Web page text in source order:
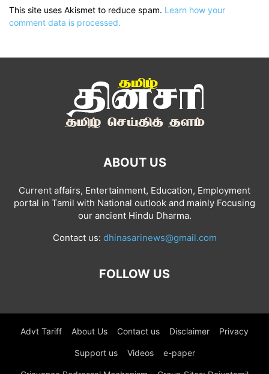
This site uses Akismet to reduce spam. Learn how your
comment data is processed.
ABOUT US
Current affairs, Entertainment, Education, Employment
portal in Tamil with National outlook and mainly Focusing
our ancient Hindu Dharma.
Contact us: dhinasarinews@gmail.com
FOLLOW US
Advt Tariff About Us Contact us Disclaimer Privacy
Support us Videos e-paper